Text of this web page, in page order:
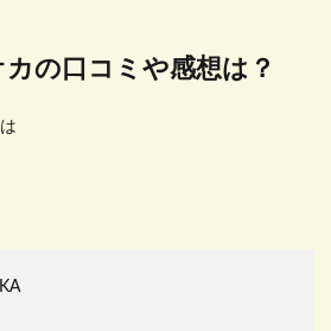
の口コミや感想は？